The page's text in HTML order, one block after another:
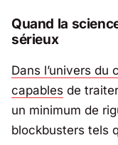
Quand la
sérieux
Dans l’univers du
capables de
un minimum de
blockbusters tels